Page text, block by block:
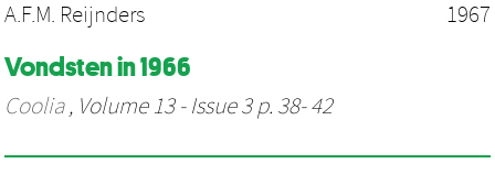
A.F.M. Reijnders 1967
Vondsten in 1966
Coolia, Volume 13 - Issue 3 p. 38- 42